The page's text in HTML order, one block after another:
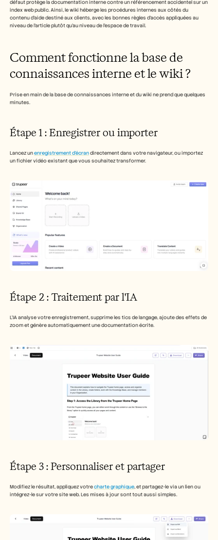
défaut protège la documentation interne contre un référencement accidentel sur un
index web public. Ainsi, le wiki héberge les procédures internes aux côtés du
contenu d'aide destiné aux clients, avec les bonnes règles d'accès appliquées au
niveau de l'article plutôt qu'au niveau de l'espace de travail.
Comment fonctionne la base de
connaissances interne et le wiki ?
Prise en main de la base de connaissances interne et du wiki ne prend que quelques
minutes.
Étape 1 : Enregistrer ou importer
Lancez un enregistrement d'écran directement dans votre navigateur, ou importez
un fichier vidéo existant que vous souhaitez transformer.
Étape 2 : Traitement par l'IA
L'IA analyse votre enregistrement, supprime les tics de langage, ajoute des effets de
zoom et génère automatiquement une documentation écrite.
Étape 3 : Personnaliser et partager
Modifiez le résultat, appliquez votre charte graphique, et partagez-le via un lien ou
intégrez-le sur votre site web. Les mises à jour sont tout aussi simples.